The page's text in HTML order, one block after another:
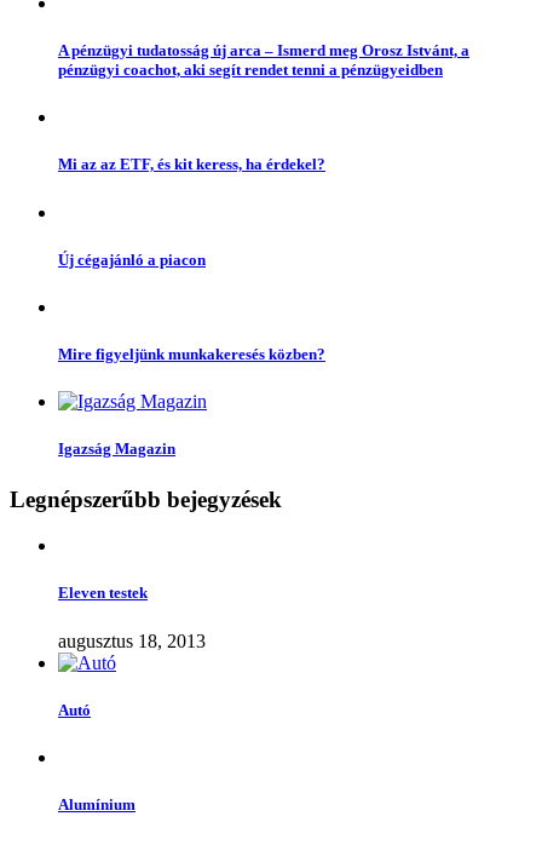
A pénzügyi tudatosság új arca – Ismerd meg Orosz Istvánt, a
pénzügyi coachot, aki segít rendet tenni a pénzügyeidben
Mi az az ETF, és kit keress, ha érdekel?
Új cégajánló a piacon
Mire figyeljünk munkakeresés közben?
Igazság Magazin
Legnépszerűbb bejegyzések
Eleven testek
augusztus 18, 2013
Autó
Alumínium